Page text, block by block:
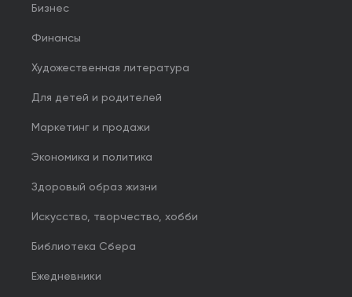
Бизнес
Финансы
Художественная литература
Для детей и родителей
Маркетинг и продажи
Экономика и политика
Здоровый образ жизни
Искусство, творчество, хобби
Библиотека Сбера
Ежедневники